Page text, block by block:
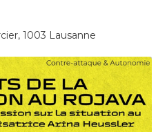
1003 Lausanne